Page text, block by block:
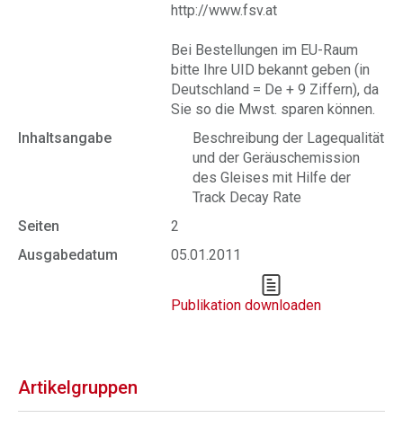
http://www.fsv.at
Bei Bestellungen im EU-Raum
bitte Ihre UID bekannt geben (in
Deutschland = De + 9 Ziffern), da
Sie so die Mwst. sparen können.
Inhaltsangabe
Beschreibung der Lagequalität
und der Geräuschemission
des Gleises mit Hilfe der
Track Decay Rate
Seiten
2
Ausgabedatum
05.01.2011
Publikation downloaden
Artikelgruppen